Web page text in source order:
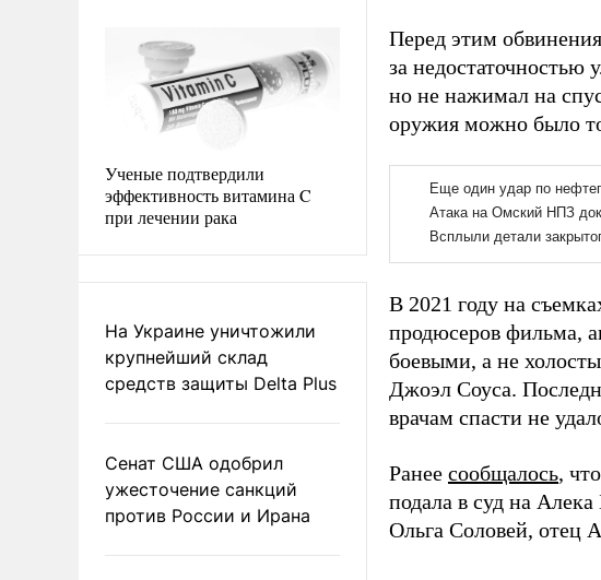
Ученые подтвердили
эффективность витамина C
при лечении рака
На Украине уничтожили
крупнейший склад
средств защиты Delta Plus
Сенат США одобрил
ужесточение санкций
против России и Ирана
Перед этим
за недостаточностью
но не нажимал на
оружия можно было
В 2021 году на
продюсеров фильма,
боевыми, а не
Джоэл Соуса.
врачам спасти не
Ранее сообщалось,
подала в суд на
Ольга Соловей, отец